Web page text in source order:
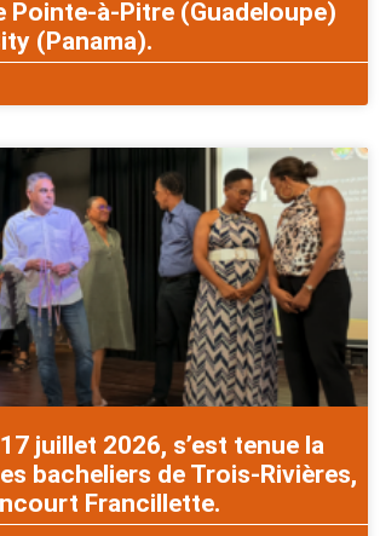
Pointe-à-Pitre (Guadeloupe)
(Panama).
juillet 2026, s’est tenue la
bacheliers de Trois-Rivières,
Francillette.